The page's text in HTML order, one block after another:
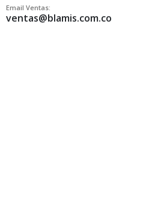
Email Ventas:
ventas@blamis.com.co